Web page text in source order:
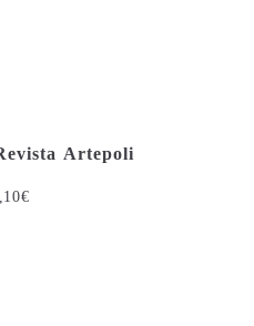
Artepoli
€